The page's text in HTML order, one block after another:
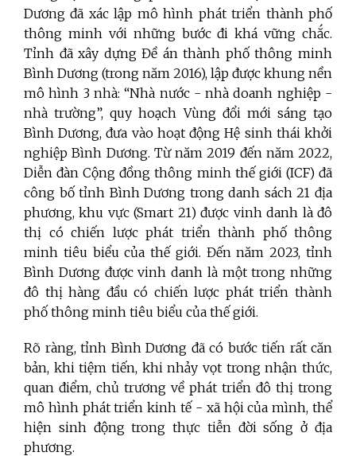
Dương đã xác lập mô hình phát triển thành phố
thông minh với những bước đi khá vững chắc.
Tỉnh đã xây dựng Đề án thành phố thông minh
Bình Dương (trong năm 2016), lập được khung nền
mô hình 3 nhà: “Nhà nước - nhà doanh nghiệp -
nhà trường”, quy hoạch Vùng đổi mới sáng tạo
Bình Dương, đưa vào hoạt động Hệ sinh thái khởi
nghiệp Bình Dương. Từ năm 2019 đến năm 2022,
Diễn đàn Cộng đồng thông minh thế giới (ICF) đã
công bố tỉnh Bình Dương trong danh sách 21 địa
phương, khu vực (Smart 21) được vinh danh là đô
thị có chiến lược phát triển thành phố thông
minh tiêu biểu của thế giới. Đến năm 2023, tỉnh
Bình Dương được vinh danh là một trong những
đô thị hàng đầu có chiến lược phát triển thành
phố thông minh tiêu biểu của thế giới.
Rõ ràng, tỉnh Bình Dương đã có bước tiến rất căn
bản, khi tiệm tiến, khi nhảy vọt trong nhận thức,
quan điểm, chủ trương về phát triển đô thị trong
mô hình phát triển kinh tế - xã hội của mình, thể
hiện sinh động trong thực tiễn đời sống ở địa
phương.